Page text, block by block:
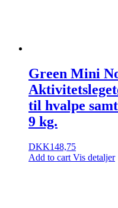
Green Mini
til hvalpe
9 kg.
DKK148,75
Add to cart Vis detaljer